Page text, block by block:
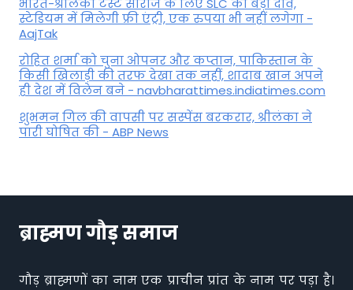
भारत-श्रीलंका टेस्ट सीरीज के लिए SLC का बड़ा दांव,
स्टेडियम में मिलेगी फ्री एंट्री, एक रुपया भी नहीं लगेगा -
AajTak
रोहित शर्मा को चुना ओपनर और कप्तान, पाकिस्तान के
किसी खिलाड़ी की तरफ देखा तक नहीं, शादाब खान अपने
ही देश में विलेन बने - navbharattimes.indiatimes.com
शुभमन गिल की वापसी पर सस्पेंस बरकरार, श्रीलंका ने
पारी घोषित की - ABP News
ब्राह्मण गौड़ समाज
गौड़ ब्राह्मणों का नाम एक प्राचीन प्रांत के नाम पर पड़ा है।